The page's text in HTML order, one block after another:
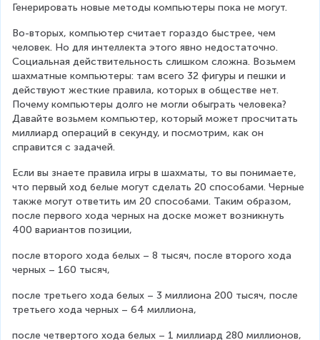
Генерировать новые методы компьютеры пока не могут.
Во-вторых, компьютер считает гораздо быстрее, чем
человек. Но для интеллекта этого явно недостаточно.
Социальная действительность слишком сложна. Возьмем
шахматные компьютеры: там всего 32 фигуры и пешки и
действуют жесткие правила, которых в обществе нет.
Почему компьютеры долго не могли обыграть человека?
Давайте возьмем компьютер, который может просчитать
миллиард операций в секунду, и посмотрим, как он
справится с задачей.
Если вы знаете правила игры в шахматы, то вы понимаете,
что первый ход белые могут сделать 20 способами. Черные
также могут ответить им 20 способами. Таким образом,
после первого хода черных на доске может возникнуть
400 вариантов позиции,
после второго хода белых – 8 тысяч, после второго хода
черных – 160 тысяч,
после третьего хода белых – 3 миллиона 200 тысяч, после
третьего хода черных – 64 миллиона,
после четвертого хода белых – 1 миллиард 280 миллионов,